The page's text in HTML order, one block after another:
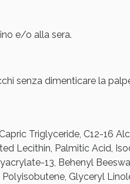
e/o alla sera.
senza dimenticare la
Triglyceride, C12-16
Lecithin, Palmitic Acid,
13, Behenyl
Glyceryl
Prostata: Sconti fino